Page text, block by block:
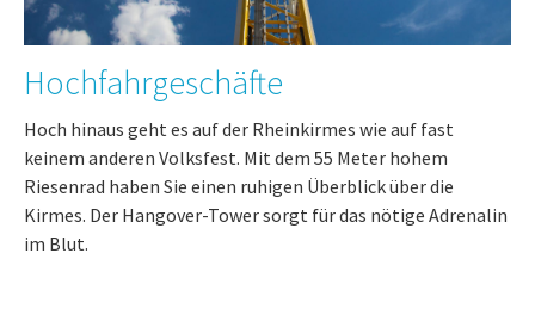
Hochfahrgeschäfte
Hoch hinaus geht es auf der Rheinkirmes wie auf fast
keinem anderen Volksfest. Mit dem 55 Meter hohem
Riesenrad haben Sie einen ruhigen Überblick über die
Kirmes. Der Hangover-Tower sorgt für das nötige Adrenalin
im Blut.